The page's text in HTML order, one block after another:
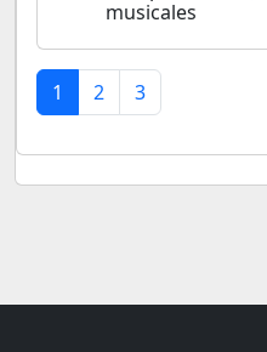
musicales
1 2 3